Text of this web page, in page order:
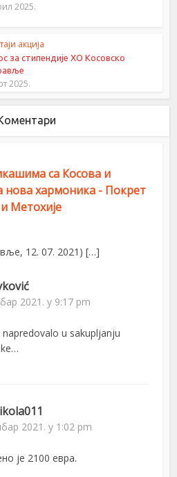
2025.
акција
за стипендије ХО Косовско
2025.
са Косова и
нова хармоника - Покрет
Метохије
12. 07. 2021) […]
2021. у 9:17 pm
u sakupljanju
2021. у 1:02 pm
је 2100 евра.